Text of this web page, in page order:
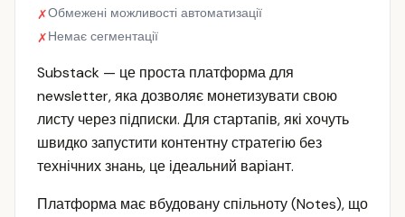
✗Обмежені можливості автоматизації
✗Немає сегментації
Substack — це проста платформа для
newsletter, яка дозволяє монетизувати свою
листу через підписки. Для стартапів, які хочуть
швидко запустити контентну стратегію без
технічних знань, це ідеальний варіант.
Платформа має вбудовану спільноту (Notes), що